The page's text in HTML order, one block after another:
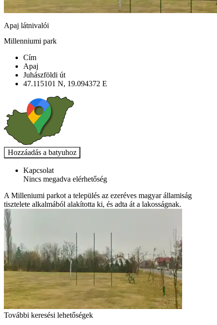
Apaj látnivalói
Millenniumi park
Cím
Apaj
Juhászföldi út
47.115101 N, 19.094372 E
Kapcsolat
Nincs megadva elérhetőség
A Milleniumi parkot a település az ezeréves magyar államiság
tisztelete alkalmából alakította ki, és adta át a lakosságnak.
További keresési lehetőségek